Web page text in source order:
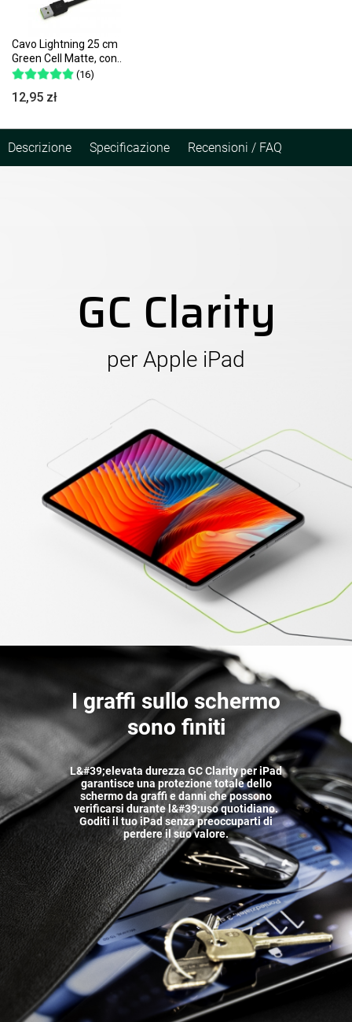
Cavo Lightning 25 cm
Green Cell Matte, con..
(16)
12,95 zł
Descrizione Specificazione Recensioni / FAQ
GC Clarity
per Apple iPad
I graffi sullo schermo
sono finiti
L&#39;elevata durezza GC Clarity per iPad
garantisce una protezione totale dello
schermo da graffi e danni che possono
verificarsi durante l&#39;uso quotidiano.
Goditi il tuo iPad senza preoccuparti di
perdere il suo valore.